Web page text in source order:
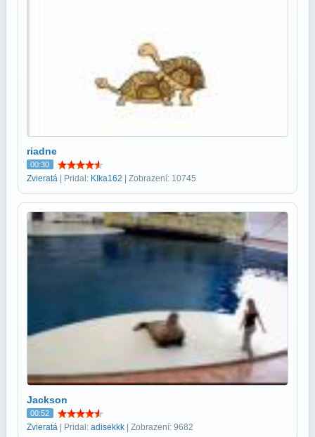
riadne
00:30
Zvieratá | Pridal: KIka162 | Zobrazení: 10745
Jackson
00:52
Zvieratá | Pridal: adisekkk | Zobrazení: 9682